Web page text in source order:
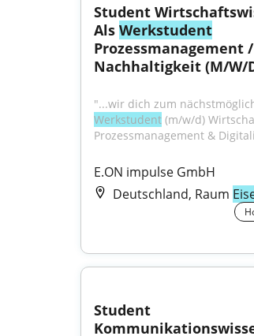
Student
Als Werkstudent
Prozessmanagement /
Nachhaltigkeit (M/W/
Werkstudent (m/w/d)
Prozessmanagement &
E.ON impulse GmbH
Deutschland, Raum
Student